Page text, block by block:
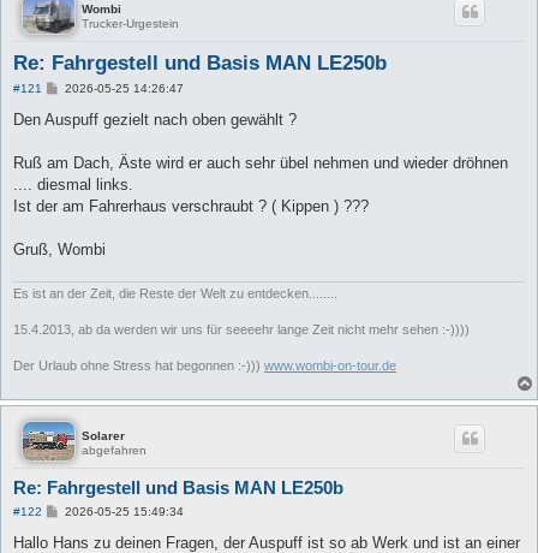
Wombi
Trucker-Urgestein
Re: Fahrgestell und Basis MAN LE250b
#121
B
i
a
2026-05-25 14:26:47
Den Auspuff gezielt nach oben gewählt ?
Ruß am Dach, Äste wird er auch sehr übel nehmen und wieder dröhnen
.... diesmal links.
Ist der am Fahrerhaus verschraubt ? ( Kippen ) ???
Gruß, Wombi
Es ist an der Zeit, die Reste der Welt zu entdecken........
15.4.2013, ab da werden wir uns für seeeehr lange Zeit nicht mehr sehen :-))))
Der Urlaub ohne Stress hat begonnen :-))) www.wombi-on-tour.de
Solarer
abgefahren
Re: Fahrgestell und Basis MAN LE250b
#122
B
i
2026-05-25 15:49:34
Hallo Hans zu deinen Fragen, der Auspuff ist so ab Werk und ist an einer